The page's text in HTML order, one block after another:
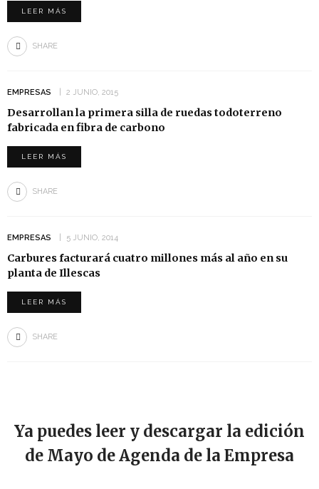
LEER MÁS
SHARE
EMPRESAS 2 JUNIO, 2015
Desarrollan la primera silla de ruedas todoterreno
fabricada en fibra de carbono
LEER MÁS
SHARE
EMPRESAS 5 JUNIO, 2014
Carbures facturará cuatro millones más al año en su
planta de Illescas
LEER MÁS
SHARE
Ya puedes leer y descargar la edición
de Mayo de Agenda de la Empresa